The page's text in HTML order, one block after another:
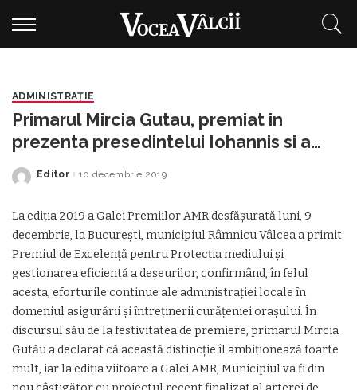
ADMINISTRAŢIE
Primarul Mircia Gutau, premiat in
prezenta presedintelui Iohannis si a
premierului Orban
Posted
Editor 10 decembrie 2019
La ediţia 2019 a Galei Premiilor AMR desfăşurată luni, 9
decembrie, la Bucureşti, municipiul Râmnicu Vâlcea a primit
Premiul de Excelenţă pentru Protecţia mediului şi
gestionarea eficientă a deşeurilor, confirmând, în felul
acesta, eforturile continue ale administraţiei locale în
domeniul asigurării şi întreţinerii curăţeniei oraşului. În
discursul său de la festivitatea de premiere, primarul Mircia
Gutău a declarat că această distincţie îl ambiţionează foarte
mult, iar la ediţia viitoare a Galei AMR, Municipiul va fi din